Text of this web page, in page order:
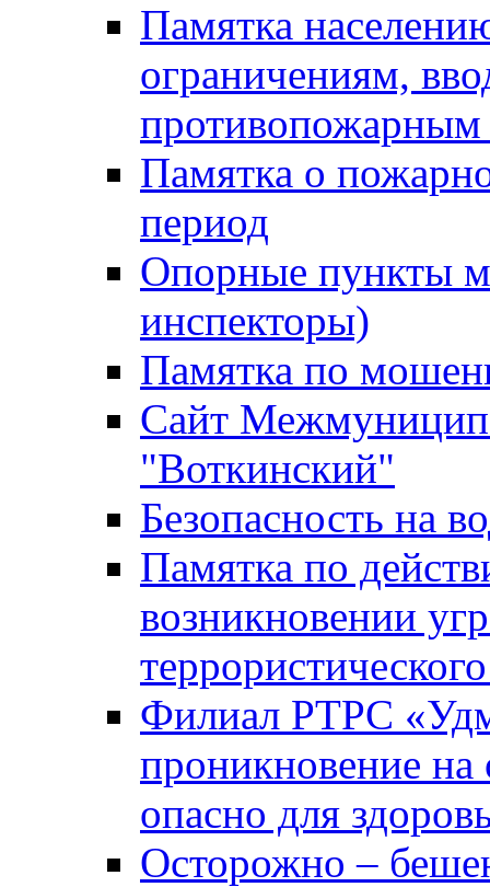
Памятка
ограничениям,
Памятка о
период
Опорные пункты
инспекторы)
Памятка по
Сайт
"Воткинский"
Безопасность на
Памятка по
возникновении
Филиал РТРС
проникновение на
опасно для
Осторожно –